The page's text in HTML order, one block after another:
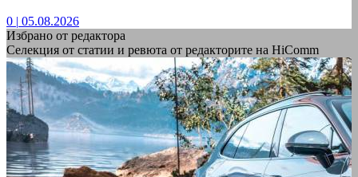
0 | 05.08.2026
Избрано от редактора
Селекция от статии и ревюта от редакторите на HiComm